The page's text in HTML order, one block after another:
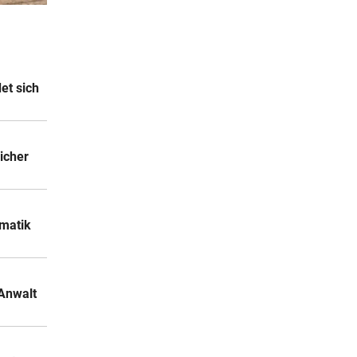
Stunden
sich